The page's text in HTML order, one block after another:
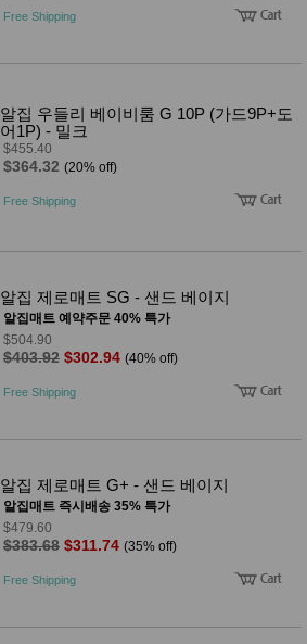
Free Shipping
알집 우들리 베이비룸 G 10P (가드9P+도
어1P) - 밀크
$455.40
$364.32 (20% off)
Free Shipping
알집 제로매트 SG - 샌드 베이지
알집매트 예약주문 40% 특가
$504.90
$403.92 $302.94 (40% off)
Free Shipping
알집 제로매트 G+ - 샌드 베이지
알집매트 즉시배송 35% 특가
$479.60
$383.68 $311.74 (35% off)
Free Shipping